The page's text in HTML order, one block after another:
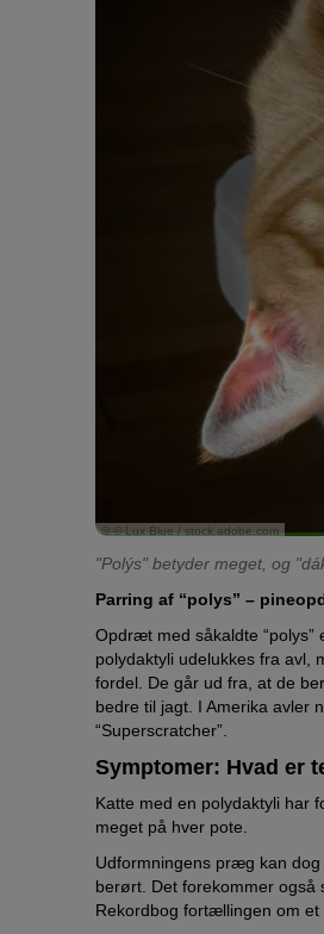
© © Lux Blue / stock.adobe.com
"Polýs" betyder meget, og
Parring af “polys” –
Opdræt med såkaldte
polydaktyli udelukkes fra avl,
fordel. De går ud fra, at de
bedre til jagt. I Amerika avler
“Superscratcher”.
Symptomer: Hvad er
Katte med en polydaktyli har
meget på hver pote.
Udformningens præg kan
berørt. Det forekommer
Rekordbog fortællingen om